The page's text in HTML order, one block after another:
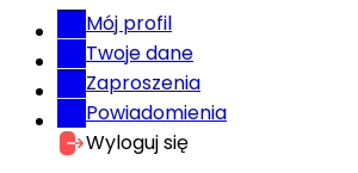
Mój profil
Twoje dane
Zaproszenia
Powiadomienia
Wyloguj się